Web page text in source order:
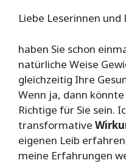
Liebe Leserinnen und
haben Sie schon
natürliche Weise
gleichzeitig Ihre
Wenn ja, dann
Richtige für Sie sein.
transformative
eigenen Leib
meine Erfahrungen